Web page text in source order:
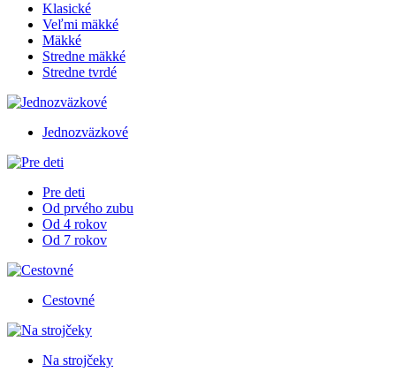
Klasické
Veľmi mäkké
Mäkké
Stredne mäkké
Stredne tvrdé
Jednozväzkové
Pre deti
Od prvého zubu
Od 4 rokov
Od 7 rokov
Cestovné
Na strojčeky